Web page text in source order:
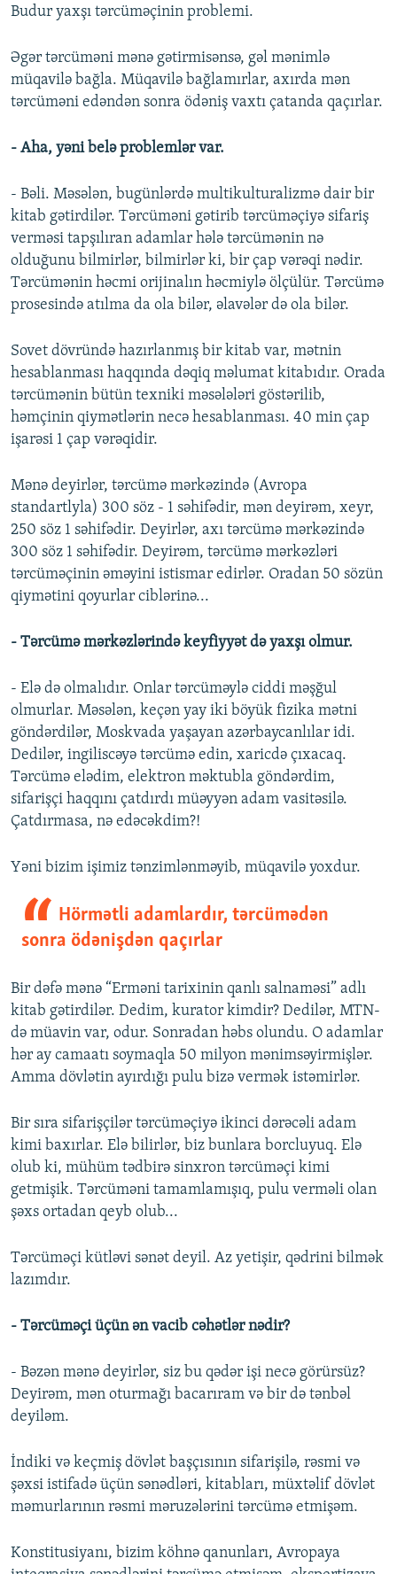
Budur yaxşı tərcüməçinin problemi.
Əgər tərcüməni mənə gətirmisənsə, gəl mənimlə
müqavilə bağla. Müqavilə bağlamırlar, axırda mən
tərcüməni edəndən sonra ödəniş vaxtı çatanda qaçırlar.
- Aha, yəni belə problemlər var.
- Bəli. Məsələn, bugünlərdə multikulturalizmə dair bir
kitab gətirdilər. Tərcüməni gətirib tərcüməçiyə sifariş
verməsi tapşılıran adamlar hələ tərcümənin nə
olduğunu bilmirlər, bilmirlər ki, bir çap vərəqi nədir.
Tərcümənin həcmi orijinalın həcmiylə ölçülür. Tərcümə
prosesində atılma da ola bilər, əlavələr də ola bilər.
Sovet dövründə hazırlanmış bir kitab var, mətnin
hesablanması haqqında dəqiq məlumat kitabıdır. Orada
tərcümənin bütün texniki məsələləri göstərilib,
həmçinin qiymətlərin necə hesablanması. 40 min çap
işarəsi 1 çap vərəqidir.
Mənə deyirlər, tərcümə mərkəzində (Avropa
standartlyla) 300 söz - 1 səhifədir, mən deyirəm, xeyr,
250 söz 1 səhifədir. Deyirlər, axı tərcümə mərkəzində
300 söz 1 səhifədir. Deyirəm, tərcümə mərkəzləri
tərcüməçinin əməyini istismar edirlər. Oradan 50 sözün
qiymətini qoyurlar ciblərinə...
- Tərcümə mərkəzlərində keyfiyyət də yaxşı olmur.
- Elə də olmalıdır. Onlar tərcüməylə ciddi məşğul
olmurlar. Məsələn, keçən yay iki böyük fizika mətni
göndərdilər, Moskvada yaşayan azərbaycanlılar idi.
Dedilər, ingiliscəyə tərcümə edin, xaricdə çıxacaq.
Tərcümə elədim, elektron məktubla göndərdim,
sifarişçi haqqını çatdırdı müəyyən adam vasitəsilə.
Çatdırmasa, nə edəcəkdim?!
Yəni bizim işimiz tənzimlənməyib, müqavilə yoxdur.
Hörmətli adamlardır, tərcümədən
sonra ödənişdən qaçırlar
Bir dəfə mənə “Erməni tarixinin qanlı salnaməsi” adlı
kitab gətirdilər. Dedim, kurator kimdir? Dedilər, MTN-
də müavin var, odur. Sonradan həbs olundu. O adamlar
hər ay camaatı soymaqla 50 milyon mənimsəyirmişlər.
Amma dövlətin ayırdığı pulu bizə vermək istəmirlər.
Bir sıra sifarişçilər tərcüməçiyə ikinci dərəcəli adam
kimi baxırlar. Elə bilirlər, biz bunlara borcluyuq. Elə
olub ki, mühüm tədbirə sinxron tərcüməçi kimi
getmişik. Tərcüməni tamamlamışıq, pulu verməli olan
şəxs ortadan qeyb olub...
Tərcüməçi kütləvi sənət deyil. Az yetişir, qədrini bilmək
lazımdır.
- Tərcüməçi üçün ən vacib cəhətlər nədir?
- Bəzən mənə deyirlər, siz bu qədər işi necə görürsüz?
Deyirəm, mən oturmağı bacarıram və bir də tənbəl
deyiləm.
İndiki və keçmiş dövlət başçısının sifarişilə, rəsmi və
şəxsi istifadə üçün sənədləri, kitabları, müxtəlif dövlət
məmurlarının rəsmi məruzələrini tərcümə etmişəm.
Konstitusiyanı, bizim köhnə qanunları, Avropaya